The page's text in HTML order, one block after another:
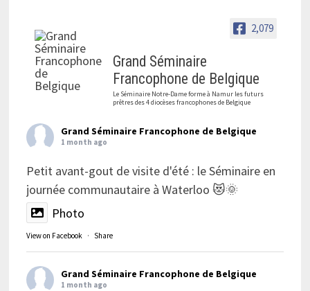
2,079
Grand Séminaire
Francophone de Belgique
Le Séminaire Notre-Dame forme à Namur les futurs
prêtres des 4 diocèses francophones de Belgique
Grand Séminaire Francophone de Belgique
1 month ago
Petit avant-gout de visite d'été : le Séminaire en
journée communautaire à Waterloo 😻🌞
Photo
View on Facebook · Share
Grand Séminaire Francophone de Belgique
1 month ago